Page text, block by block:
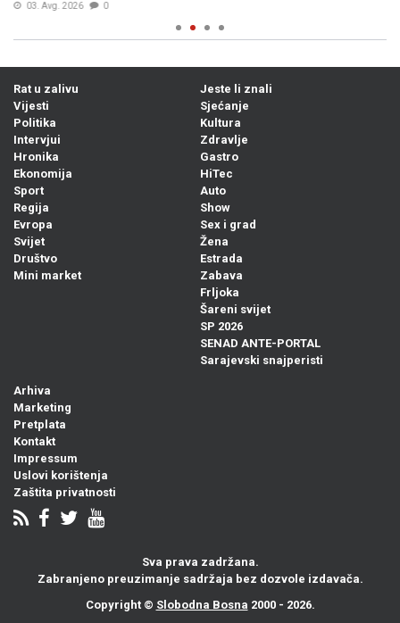
03. Avg. 2026 0
Rat u zalivu
Vijesti
Politika
Intervjui
Hronika
Ekonomija
Sport
Regija
Evropa
Svijet
Društvo
Mini market
Jeste li znali
Sjećanje
Kultura
Zdravlje
Gastro
HiTec
Auto
Show
Sex i grad
Žena
Estrada
Zabava
Frljoka
Šareni svijet
SP 2026
SENAD ANTE-PORTAL
Sarajevski snajperisti
Arhiva
Marketing
Pretplata
Kontakt
Impressum
Uslovi korištenja
Zaštita privatnosti
Sva prava zadržana.
Zabranjeno preuzimanje sadržaja bez dozvole izdavača.
Copyright © Slobodna Bosna 2000 - 2026.